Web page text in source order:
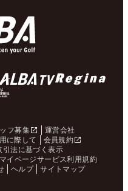
フ募集
運営会社
に際して
会員規約
引法に基づく表示
マイページサービス利用規約
ヘルプ サイトマップ